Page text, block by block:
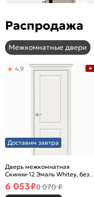
Распродажа
Межкомнатные двери
Доставим завтра
Дверь межкомнатная
Скинни-12 Эмаль Whitey, без
декора, глухая, без стекла,
без кромки, скиновая
4,9
6 053₽8 070 ₽